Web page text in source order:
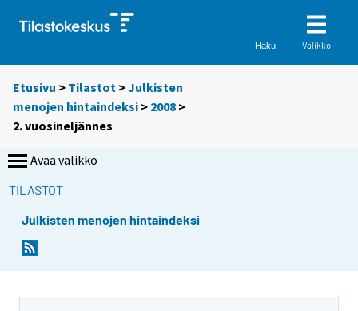
Haku Valikko
Etusivu > Tilastot >Julkisten
menojen hintaindeksi > 2008 >
2. vuosineljännes
Avaa valikko
TILASTOT
Julkisten menojen hintaindeksi